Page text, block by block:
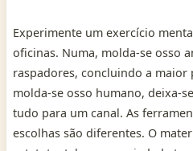
Experimente um exercício
oficinas. Numa, molda-se osso
raspadores, concluindo a maior
molda-se osso humano, deixa-
tudo para um canal. As
escolhas são diferentes. O